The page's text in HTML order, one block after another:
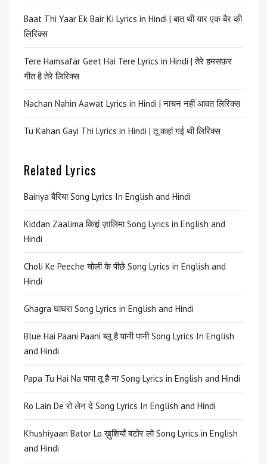
Baat Thi Yaar Ek Bair Ki Lyrics in Hindi | बात थी यार एक बैर की
लिरिक्स
Tere Hamsafar Geet Hai Tere Lyrics in Hindi | तेरे हमसफ़र
गीत है तेरे लिरिक्स
Nachan Nahin Aawat Lyrics in Hindi | नाचन नहीं आवत लिरिक्स
Tu Kahan Gayi Thi Lyrics in Hindi | तू कहां गई थी लिरिक्स
Related Lyrics
Bairiya बैरिया Song Lyrics In English and Hindi
Kiddan Zaalima किद्दां ज़ालिमा Song Lyrics in English and
Hindi
Choli Ke Peeche चोली के पीछे Song Lyrics in English and
Hindi
Ghagra घाघरा Song Lyrics in English and Hindi
Blue Hai Paani Paani ब्लू है पानी पानी Song Lyrics In English
and Hindi
Papa Tu Hai Na पापा तू है ना Song Lyrics in English and Hindi
Ro Lain De रो लेन दे Song Lyrics In English and Hindi
Khushiyaan Bator Lo ख़ुशियाँ बटोर लो Song Lyrics in English
and Hindi